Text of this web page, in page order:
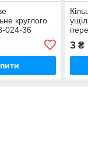
круглого
024-36
3 ₴